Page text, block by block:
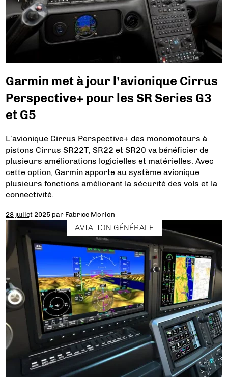
Garmin met à jour l’avionique Cirrus
Perspective+ pour les SR Series G3
et G5
L’avionique Cirrus Perspective+ des monomoteurs à
pistons Cirrus SR22T, SR22 et SR20 va bénéficier de
plusieurs améliorations logicielles et matérielles. Avec
cette option, Garmin apporte au système avionique
plusieurs fonctions améliorant la sécurité des vols et la
connectivité.
28 juillet 2025 par Fabrice Morlon
AVIATION GÉNÉRALE